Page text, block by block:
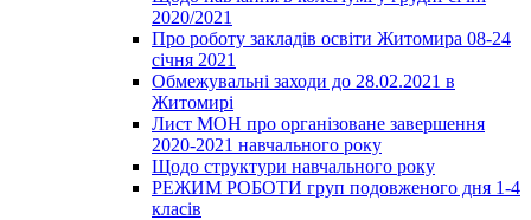
2020/2021
Про роботу закладів освіти Житомира 08-24
січня 2021
Обмежувальні заходи до 28.02.2021 в
Житомирі
Лист МОН про організоване завершення
2020-2021 навчального року
Щодо структури навчального року
РЕЖИМ РОБОТИ груп подовженого дня 1-4
класів